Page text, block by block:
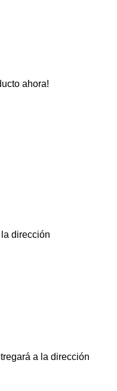
ahora!
dirección
a la dirección